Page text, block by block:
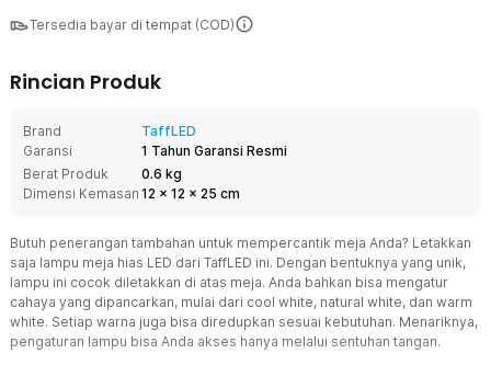
Tersedia bayar di tempat (COD)
Rincian Produk
Brand
TaffLED
Garansi
1 Tahun Garansi Resmi
Berat Produk
0.6 kg
Dimensi Kemasan 12 x 12 x 25 cm
Butuh penerangan tambahan untuk mempercantik meja Anda? Letakkan
saja lampu meja hias LED dari TaffLED ini. Dengan bentuknya yang unik,
lampu ini cocok diletakkan di atas meja. Anda bahkan bisa mengatur
cahaya yang dipancarkan, mulai dari cool white, natural white, dan warm
white. Setiap warna juga bisa diredupkan sesuai kebutuhan. Menariknya,
pengaturan lampu bisa Anda akses hanya melalui sentuhan tangan.